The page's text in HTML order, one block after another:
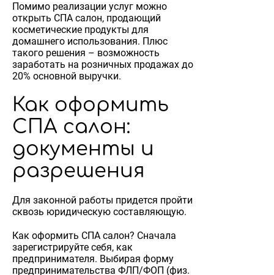
Помимо реализации услуг можно
открыть СПА салон, продающий
косметические продукты для
домашнего использования. Плюс
такого решения – возможность
заработать на розничных продажах до
20% основной выручки.
Как оформить
СПА салон:
документы и
разрешения
Для законной работы придется пройти
сквозь юридическую составляющую.
Как оформить СПА салон? Сначала
зарегистрируйте себя, как
предпринимателя. Выбирая форму
предпринимательства ФЛП/ФОП (физ.